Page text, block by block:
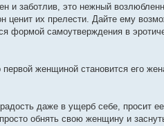
заботлив, это нежный
ценит их прелести. Дайте ему
самоутверждения в
женщиной становится его
даже в ущерб себе, просит
обнять свою женщину и